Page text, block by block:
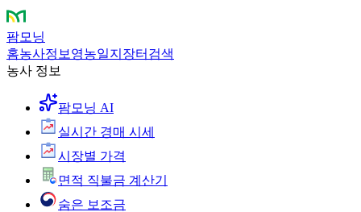
팜모닝
홈농사정보 영농일지 장터 검색
농사 정보
팜모닝 AI
실시간 경매 시세
시장별 가격
면적 직불금 계산기
숨은 보조금